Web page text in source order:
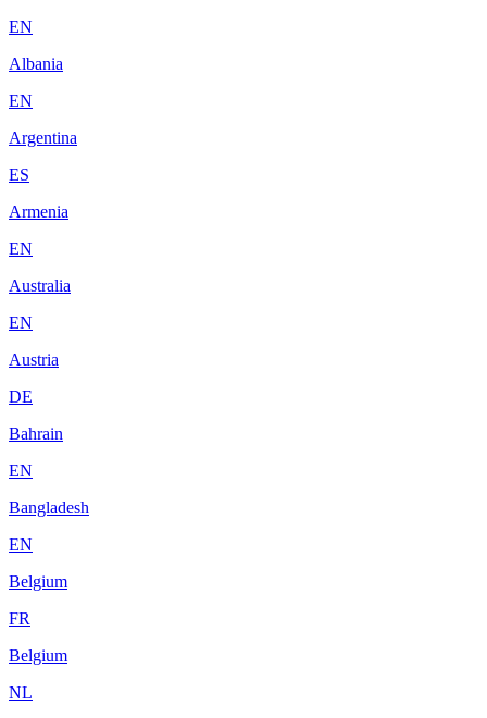
EN
Albania
EN
Argentina
ES
Armenia
EN
Australia
EN
Austria
DE
Bahrain
EN
Bangladesh
EN
Belgium
FR
Belgium
NL